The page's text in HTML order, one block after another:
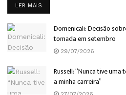
LER MAIS
Domenicali: Decisão
tomada em setembro
29/07/2026
Russell: “Nunca tive
a minha carreira”